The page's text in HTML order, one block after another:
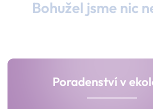
Bohužel jsme nic
Poradenství v